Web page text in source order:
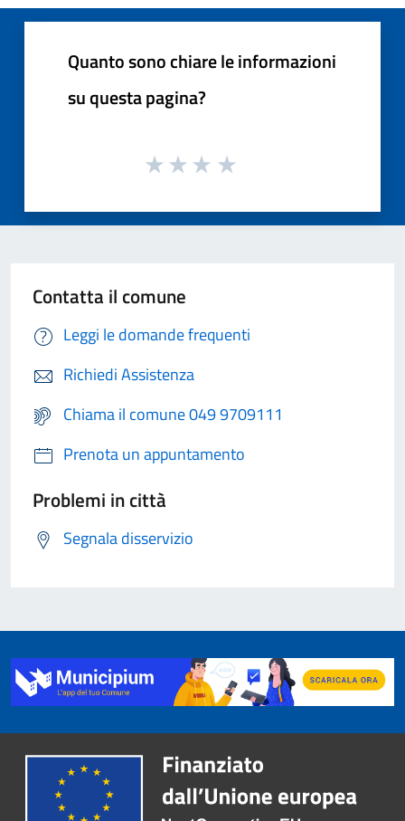
Quanto sono chiare le informazioni
su questa pagina?
Contatta il comune
Leggi le domande frequenti
Richiedi Assistenza
Chiama il comune 049 9709111
Prenota un appuntamento
Problemi in città
Segnala disservizio